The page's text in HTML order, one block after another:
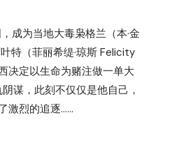
成为当地大毒枭格兰（本·金
特（菲丽希缇·琼斯 Felicity
决定以生命为赌注做一单大
谋，此刻不仅仅是他自己，
激烈的追逐……